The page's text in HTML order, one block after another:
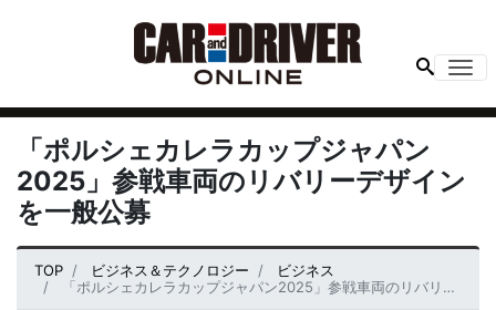
「ポルシェカレラカップジャパン
2025」参戦車両のリバリーデザイン
を一般公募
TOP ビジネス＆テクノロジー
ビジネス
「ポルシェカレラカップジャパン2025」参戦車両のリバリーデザインを一般公募